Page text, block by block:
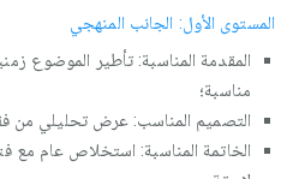
المستوى الأول: الجانب المنهجي
المقدمة المناسبة: تأطير الموضوع
مناسبة؛
التصميم المناسب: عرض تحليلي من
الخاتمة المناسبة: استخلاص عام مع